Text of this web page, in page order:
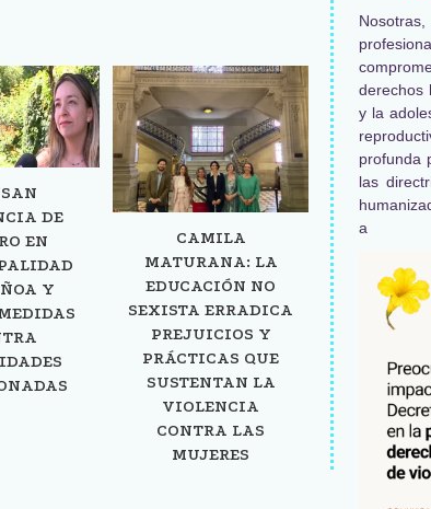
DE
EN
Y
CAMILA
MATURANA: LA
EDUCACIÓN NO
SEXISTA ERRADICA
PREJUICIOS Y
PRÁCTICAS QUE
SUSTENTAN LA
VIOLENCIA
CONTRA LAS
MUJERES
derechos
y la
profunda
las
a